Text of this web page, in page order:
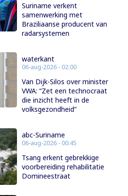
Suriname verkent
samenwerking met
Braziliaanse producent van
radarsystemen
waterkant
06-aug-2026 - 02:00
Van Dijk-Silos over minister
VWA: “Zet een technocraat
die inzicht heeft in de
volksgezondheid”
abc-Suriname
06-aug-2026 - 00:45
Tsang erkent gebrekkige
voorbereiding rehabilitatie
Domineestraat